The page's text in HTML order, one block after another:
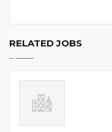
RELATED JOBS